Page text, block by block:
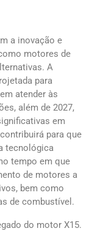
a inovação e
motores de
A
para
atender às
além de 2027,
em
para que
tecnológica
tempo em que
de motores a
bem como
de combustível.
do motor X15.